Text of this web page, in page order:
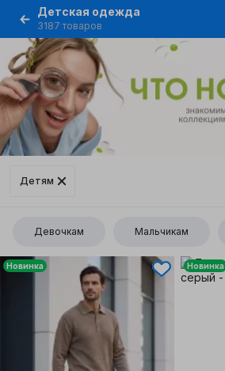
Детская одежда
3187 товаров
Детям
Девочкам Мальчикам
Новинка Новинка